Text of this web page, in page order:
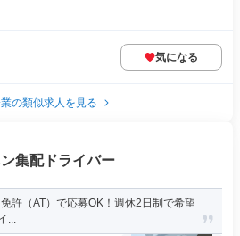
気になる
の類似求人を見る
集配ドライバー
許（AT）で応募OK！週休2日制で希望
...